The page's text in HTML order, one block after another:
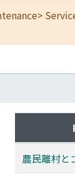
農民離村と